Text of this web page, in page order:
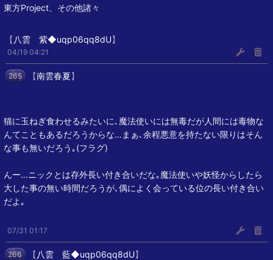
東方Project、その他諸々
【 八雲 紫◆uqp06qq8dU】
04/19 04:21
265 【南雲春夏】
猫に玉ねぎ食わせるみたいに､魔法使いには無毒だが人間には毒物な
んてこともあるだろうからな…まぁ､余程悪意を持たない限りはそん
な事も無いだろう｡(フラグ)
んー…ニックとは存外長い付き合いだな｡魔法使いや妖怪からしたら
大した事の無い時間だろうが､偶によく会っている位の長い付き合い
だよ｡
07/31 01:17
266 【 八雲 藍◆uqp06qq8dU】